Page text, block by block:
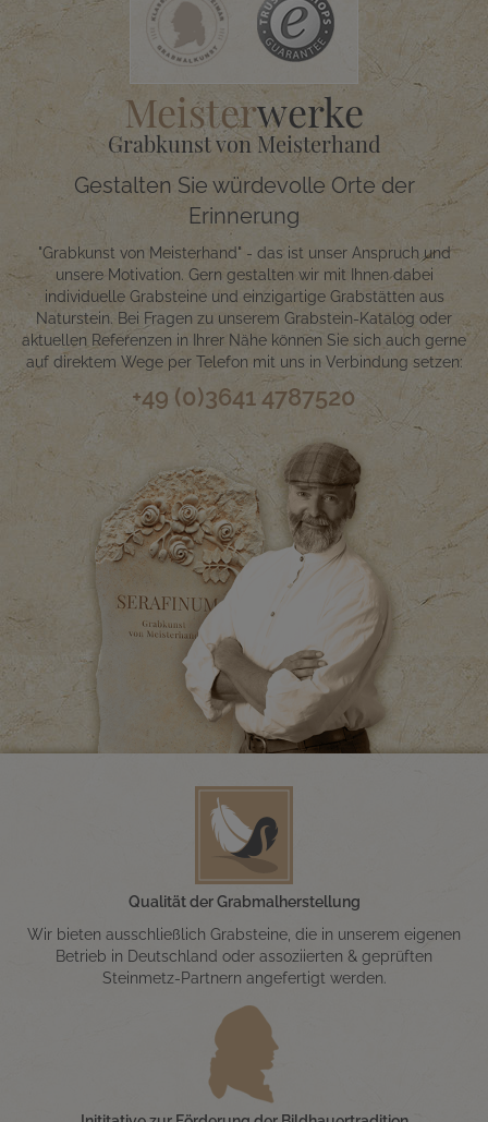
Meisterwerke
Grabkunst von Meisterhand
Gestalten Sie würdevolle Orte der
Erinnerung
"Grabkunst von Meisterhand" - das ist unser Anspruch und
unsere Motivation. Gern gestalten wir mit Ihnen dabei
individuelle Grabsteine und einzigartige Grabstätten aus
Naturstein. Bei Fragen zu unserem Grabstein-Katalog oder
aktuellen Referenzen in Ihrer Nähe können Sie sich auch gerne
auf direktem Wege per Telefon mit uns in Verbindung setzen:
+49 (0)3641 4787520
Qualität der Grabmalherstellung
Wir bieten ausschließlich Grabsteine, die in unserem eigenen
Betrieb in Deutschland oder assoziierten & geprüften
Steinmetz-Partnern angefertigt werden.